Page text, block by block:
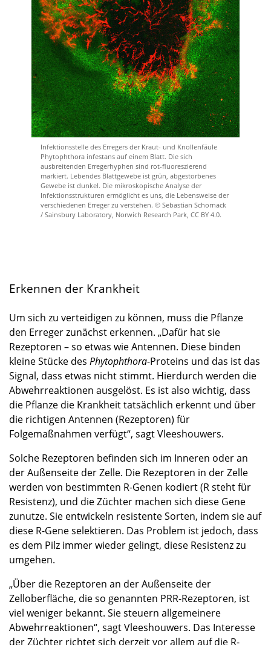
Infektionsstelle des Erregers der Kraut- und Knollenfäule
Phytophthora infestans auf einem Blatt. Die sich
ausbreitenden Erregerhyphen sind rot-fluoreszierend
markiert. Lebendes Blattgewebe ist grün, abgestorbenes
Gewebe ist dunkel. Die mikroskopische Analyse der
Infektionsstrukturen ermöglicht es uns, die Lebensweise der
verschiedenen Erreger zu verstehen. © Sebastian Schornack
/ Sainsbury Laboratory, Norwich Research Park, CC BY 4.0.
Erkennen der Krankheit
Um sich zu verteidigen zu können, muss die Pflanze
den Erreger zunächst erkennen. „Dafür hat sie
Rezeptoren – so etwas wie Antennen. Diese binden
kleine Stücke des Phytophthora-Proteins und das ist das
Signal, dass etwas nicht stimmt. Hierdurch werden die
Abwehrreaktionen ausgelöst. Es ist also wichtig, dass
die Pflanze die Krankheit tatsächlich erkennt und über
die richtigen Antennen (Rezeptoren) für
Folgemaßnahmen verfügt“, sagt Vleeshouwers.
Solche Rezeptoren befinden sich im Inneren oder an
der Außenseite der Zelle. Die Rezeptoren in der Zelle
werden von bestimmten R-Genen kodiert (R steht für
Resistenz), und die Züchter machen sich diese Gene
zunutze. Sie entwickeln resistente Sorten, indem sie auf
diese R-Gene selektieren. Das Problem ist jedoch, dass
es dem Pilz immer wieder gelingt, diese Resistenz zu
umgehen.
„Über die Rezeptoren an der Außenseite der
Zelloberfläche, die so genannten PRR-Rezeptoren, ist
viel weniger bekannt. Sie steuern allgemeinere
Abwehrreaktionen“, sagt Vleeshouwers. Das Interesse
der Züchter richtet sich derzeit vor allem auf die R-